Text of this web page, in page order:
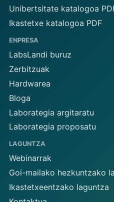
Unibertsitate katalogoa
Ikastetxe katalogoa PDF
ENPRESA
LabsLandi buruz
Zerbitzuak
Hardwarea
Bloga
Laborategia argitaratu
Laborategia proposatu
LAGUNTZA
Webinarrak
Goi-mailako hezkuntzako
Ikastetxeentzako laguntza